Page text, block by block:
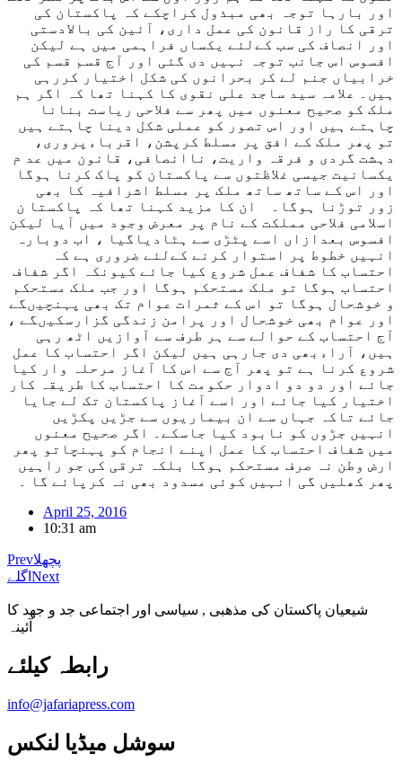
اور بارہا توجہ بھی مبذول کراچکے کہ پاکستان کی
ترقی کا راز قانون کی عمل داری، آئین کی بالادستی
اور انصاف کی سب کےلئے یکساں فراہمی میں ہے لیکن
افسوس اس جانب توجہ نہیں دی گئی اور آج قسم قسم کی
خرابیاں جنم لے کر بحرانوں کی شکل اختیار کررہی
ہیں۔ علامہ سید ساجد علی نقوی کا کہنا تھا کہ اگر ہم
ملک کو صحیح معنوں میں پھر سے فلاحی ریاست بنانا
چاہتے ہیں اور اس تصور کو عملی شکل دینا چاہتے ہیں
تو پھر ملک کے افق پر مسلط کرپشن، اقرباءپروری،
دہشت گردی و فرقہ واریت، ناانصافی، قانون میں عد م
یکسانیت جیسی غلاظتوں سے پاکستان کو پاک کرنا ہوگا
اور اس کے ساتھ ساتھ ملک پر مسلط اشرافیہ کا بھی
زور توڑنا ہوگا۔ ان کا مزید کہنا تھا کہ پاکستا ن
اسلامی فلاحی مملکت کے نام پر معرض وجود میں آیا لیکن
افسوس بعدازاں اسے پٹڑی سے ہٹادیاگیا ، اب دوبارہ
انہیں خطوط پر استوار کرنے کےلئے ضروری ہے کہ
احتساب کا شفاف عمل شروع کیا جائے کیونکہ اگر شفاف
احتساب ہوگا تو ملک مستحکم ہوگا اور جب ملک مستحکم
و خوشحال ہوگا تو اس کے ثمرات عوام تک بھی پہنچیںگے
اور عوام بھی خوشحال اور پرامن زندگی گزارسکیںگے ،
آج احتساب کے حوالے سے ہر طرف سے آوازیں اٹھ رہی
ہیں، آراءبھی دی جارہی ہیں لیکن اگر احتساب کا عمل
شروع کرنا ہے تو پھر آج سے اس کا آغاز مرحلہ وار کیا
جائے اور دو دو ادوار حکومت کا احتساب کا طریقہ کار
اختیار کیا جائے اور اسے آغاز پاکستان تک لے جایا
جائے تاکہ جہاں سے ان بیماریوں سے جڑیں پکڑیں
انہیں جڑوں کو نابود کیا جاسکے۔ اگر صحیح معنوں
میں شفاف احتساب کا عمل اپنے انجام کو پہنچاتو پھر
ارض وطن نہ صرف مستحکم ہوگا بلکہ ترقی کی جو راہیں
پھر کھلیں گی انہیں کوئی مسدود بھی نہ کرپائے گا ۔
April 25, 2016
10:31 am
Prevپچھلا
اگلے Next
شیعیان پاکستان کی مذهبی , سیاسی اور اجتماعی جد و جهد کا
آئینہ
info@jafariapress.com​
سوشل میڈیا لنکس